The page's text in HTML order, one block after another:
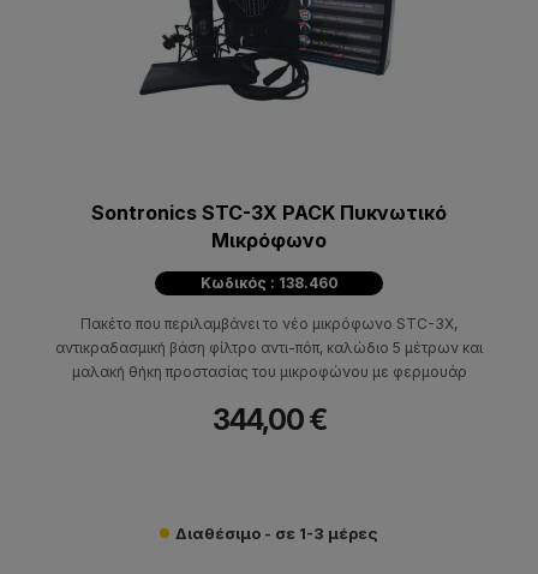
Sontronics STC-3X PACK Πυκνωτικό
Μικρόφωνο
Κωδικός : 138.460
Πακέτο που περιλαμβάνει το νέο μικρόφωνο STC-3X,
αντικραδασμική βάση φίλτρο αντι-πόπ, καλώδιο 5 μέτρων και
μαλακή θήκη προστασίας του μικροφώνου με φερμουάρ
344,00 €
Διαθέσιμο - σε 1-3 μέρες